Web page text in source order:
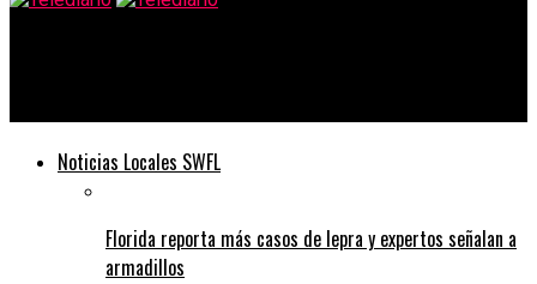
Noticias Locales SWFL
Florida reporta más casos de lepra y expertos señalan a
armadillos